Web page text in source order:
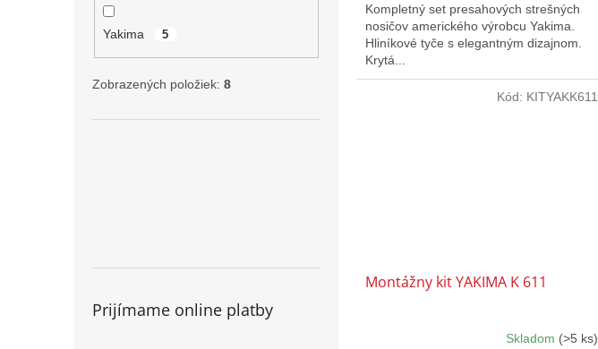
Yakima 5
Zobrazených položiek: 8
Prijímame online platby
Kompletný set presahových strešných
nosičov amerického výrobcu Yakima.
Hliníkové tyče s elegantným dizajnom.
Krytá...
Montážny kit YAKIMA K 611
Skladom (>5 ks)
Kód: KITYAKK611